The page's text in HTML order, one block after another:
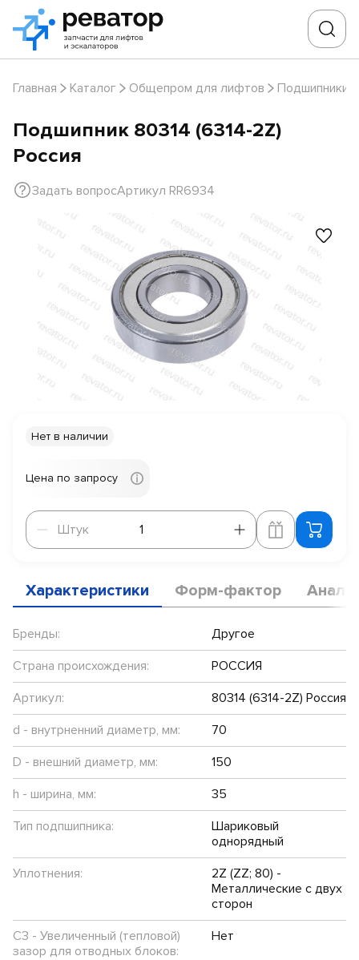
Главная Каталог Общепром для лифтов Подшипники
Подшипник 80314 (6314-2Z)
Россия
Задать вопросАртикул RR6934
Нет в наличии
Цена по запросу
Штук
Штук
Характеристики Форм-фактор
Бренды:
Другое
Страна происхождения:
РОССИЯ
Артикул:
80314 (6314-2Z) Россия
d - внутрненний диаметр, мм:
70
D - внешний диаметр, мм:
150
h - ширина, мм:
35
Тип подпшипника:
Шариковый
однорядный
Уплотнения:
2Z (ZZ; 80) -
Металлические с двух
сторон
C3 - Увеличенный (тепловой)
зазор для отводных блоков:
Нет